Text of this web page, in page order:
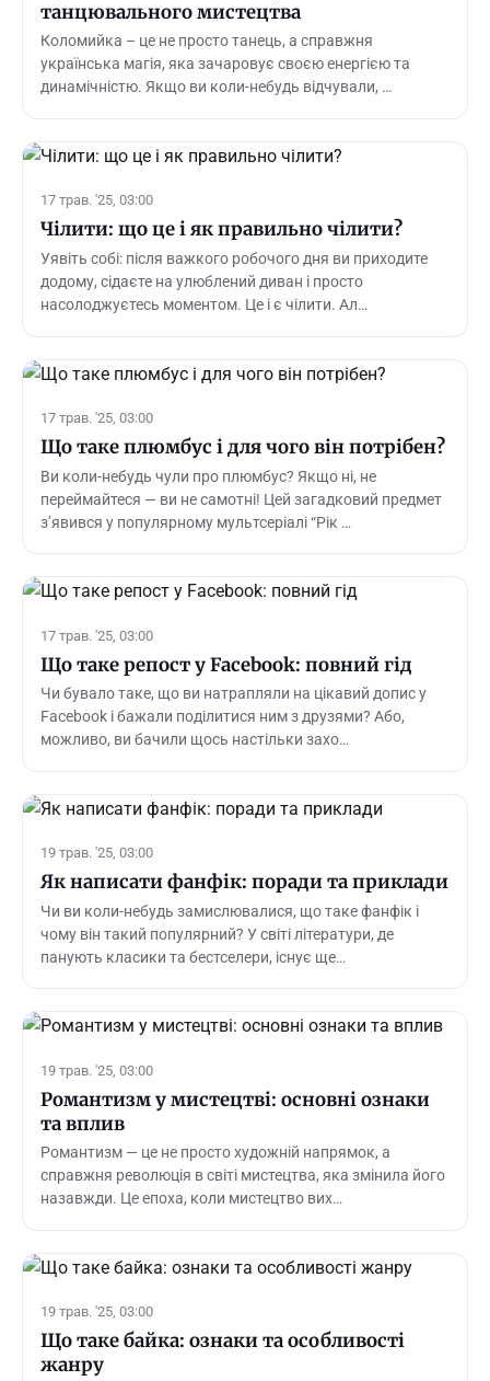
танцювального мистецтва
Коломийка – це не просто танець, а справжня
українська магія, яка зачаровує своєю енергією та
динамічністю. Якщо ви коли-небудь відчували, …
17 трав. '25, 03:00
Чілити: що це і як правильно чілити?
Уявіть собі: після важкого робочого дня ви приходите
додому, сідаєте на улюблений диван і просто
насолоджуєтесь моментом. Це і є чілити. Ал…
17 трав. '25, 03:00
Що таке плюмбус і для чого він потрібен?
Ви коли-небудь чули про плюмбус? Якщо ні, не
переймайтеся — ви не самотні! Цей загадковий предмет
з’явився у популярному мультсеріалі “Рік …
17 трав. '25, 03:00
Що таке репост у Facebook: повний гід
Чи бувало таке, що ви натрапляли на цікавий допис у
Facebook і бажали поділитися ним з друзями? Або,
можливо, ви бачили щось настільки захо…
19 трав. '25, 03:00
Як написати фанфік: поради та приклади
Чи ви коли-небудь замислювалися, що таке фанфік і
чому він такий популярний? У світі літератури, де
панують класики та бестселери, існує ще…
19 трав. '25, 03:00
Романтизм у мистецтві: основні ознаки
та вплив
Романтизм — це не просто художній напрямок, а
справжня революція в світі мистецтва, яка змінила його
назавжди. Це епоха, коли мистецтво вих…
19 трав. '25, 03:00
Що таке байка: ознаки та особливості
жанру